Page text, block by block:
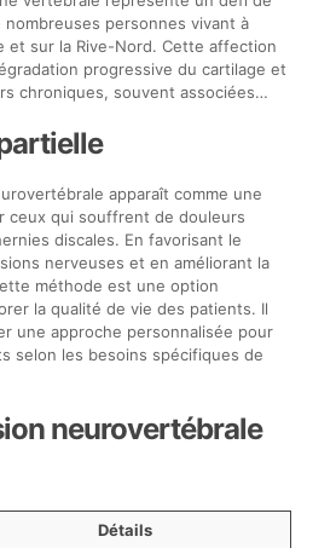
personnes vivant à
et sur la Rive-Nord. Cette affection
progressive du cartilage et
chroniques, souvent associées…
apparaît comme une
ceux qui souffrent de douleurs
discales. En favorisant le
nerveuses et en améliorant la
méthode est une option
la qualité de vie des patients. Il
une approche personnalisée pour
selon les besoins spécifiques de
neurovertébrale
Détails